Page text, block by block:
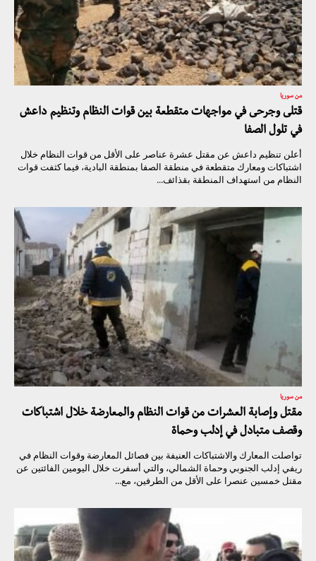
من سوريا
قتلى وجرحى في مواجهات متقطعة بين قوات النظام وتنظيم داعش
في تلول الصفا
أعلن تنظيم داعش عن مقتل عشرة عناصر على الأقل من قوات النظام خلال
اشتباكات ومعارك متقطعة في منطقة الصفا بمنطقة البادية، فيما كثفت قوات
النظام من استهداف المنطقة بقذائف...
من سوريا
مقتل وإصابة العشرات من قوات النظام والمعارضة خلال اشتباكات
وقصف متبادل في إدلب وحماة
تواصلت المعارك والاشتباكات العنيفة بين فصائل المعارضة وقوات النظام في
ريفي إدلب الجنوبي وحماة الشمالي، والتي أسفرت خلال اليومين الفائتين عن
مقتل خمسين عنصرا على الأقل من الطرفين، مع...